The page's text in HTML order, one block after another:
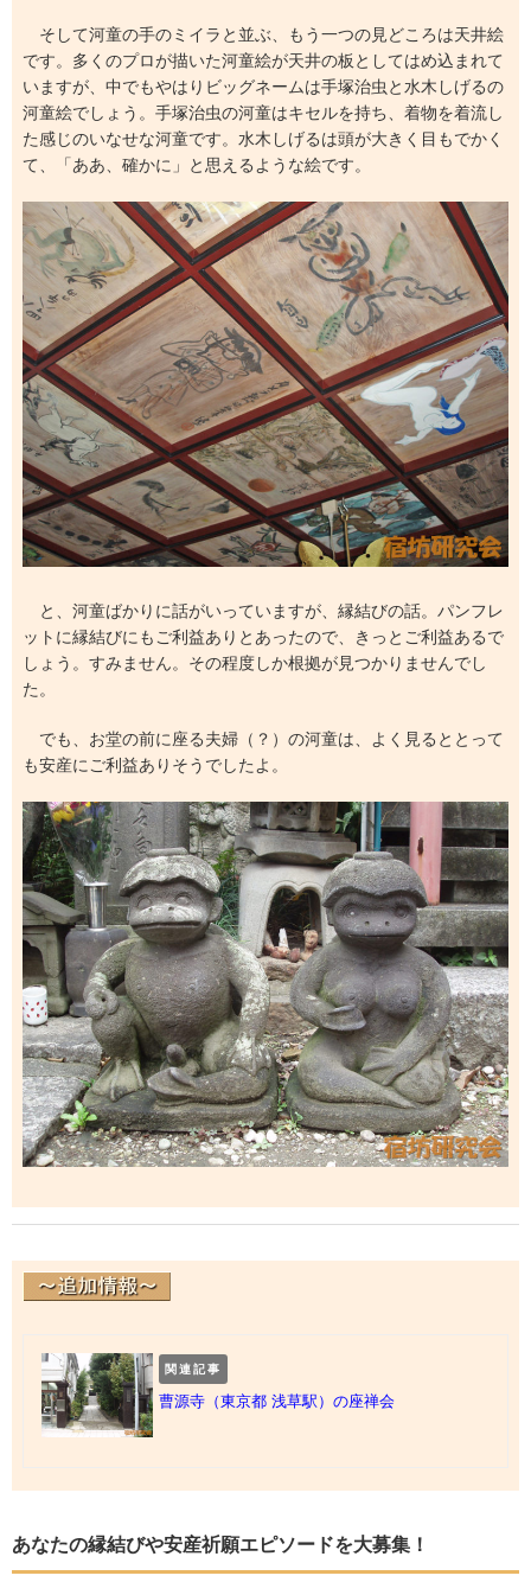
そして河童の手のミイラと並ぶ、もう一つの見どころは天井絵
です。多くのプロが描いた河童絵が天井の板としてはめ込まれて
いますが、中でもやはりビッグネームは手塚治虫と水木しげるの
河童絵でしょう。手塚治虫の河童はキセルを持ち、着物を着流し
た感じのいなせな河童です。水木しげるは頭が大きく目もでかく
て、「ああ、確かに」と思えるような絵です。
と、河童ばかりに話がいっていますが、縁結びの話。パンフレ
ットに縁結びにもご利益ありとあったので、きっとご利益あるで
しょう。すみません。その程度しか根拠が見つかりませんでし
た。
でも、お堂の前に座る夫婦（？）の河童は、よく見るととって
も安産にご利益ありそうでしたよ。
関連記事
曹源寺（東京都 浅草駅）の座禅会
あなたの縁結びや安産祈願エピソードを大募集！